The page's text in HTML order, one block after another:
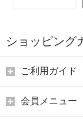
ショッピング
ご利用ガイド
会員メニュー